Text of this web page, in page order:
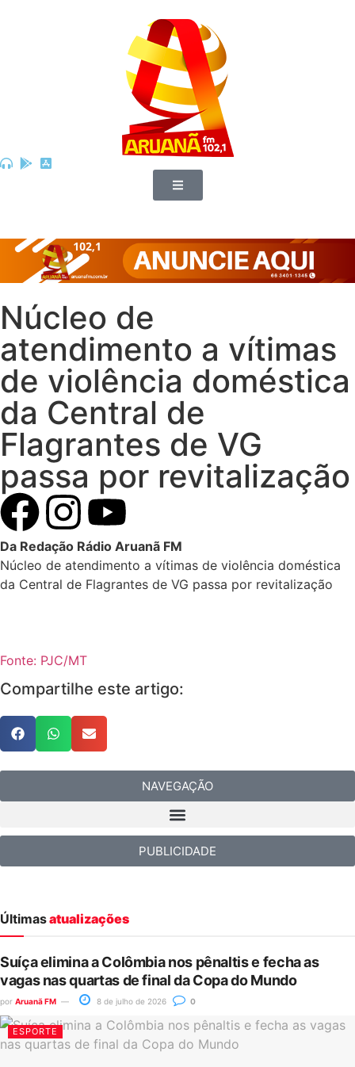
Núcleo de
atendimento a vítimas
de violência doméstica
da Central de
Flagrantes de VG
passa por revitalização
Da Redação Rádio Aruanã FM
Núcleo de atendimento a vítimas de violência doméstica
da Central de Flagrantes de VG passa por revitalização
Fonte: PJC/MT
Compartilhe este artigo:
NAVEGAÇÃO
PUBLICIDADE
Últimasatualizações
Suíça elimina a Colômbia nos pênaltis e fecha as
vagas nas quartas de final da Copa do Mundo
por Aruanã FM 8 de julho de 2026 0
ESPORTE